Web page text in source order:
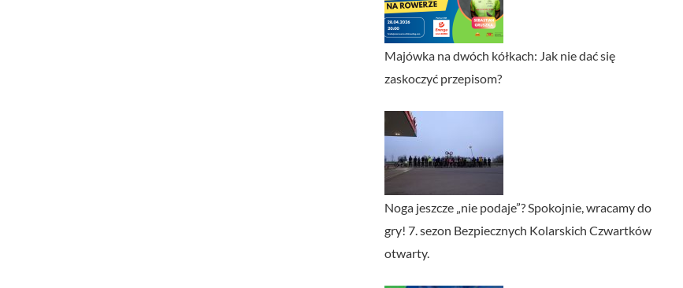
Majówka na dwóch kółkach: Jak nie dać się
zaskoczyć przepisom?
Noga jeszcze „nie podaje”? Spokojnie, wracamy do
gry! 7. sezon Bezpiecznych Kolarskich Czwartków
otwarty.